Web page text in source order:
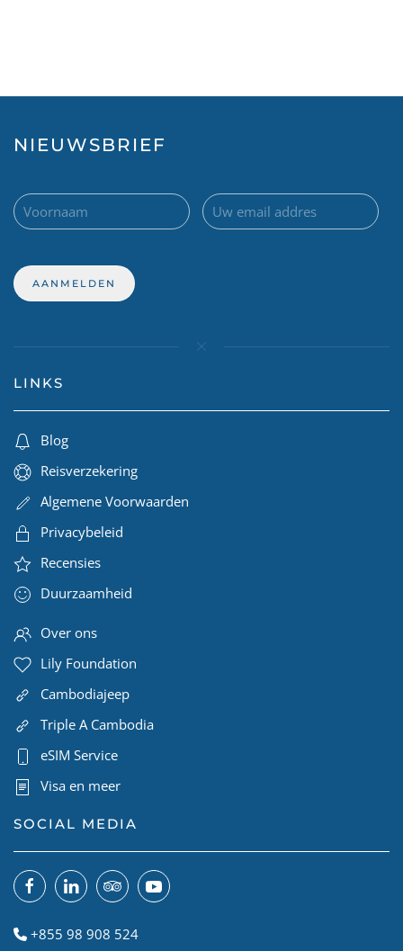
NIEUWSBRIEF
LINKS
Blog
Reisverzekering
Algemene Voorwaarden
Privacybeleid
Recensies
Duurzaamheid
Over ons
Lily Foundation
Cambodiajeep
Triple A Cambodia
eSIM Service
Visa en meer
SOCIAL MEDIA
+855 98 908 524